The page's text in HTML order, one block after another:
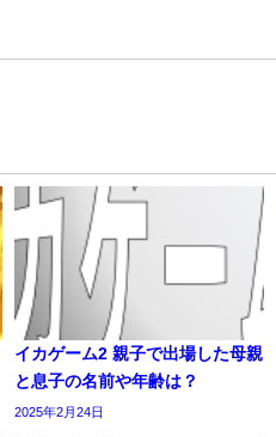
イカゲーム2 親子で出場した母親
と息子の名前や年齢は？
2025年2月24日